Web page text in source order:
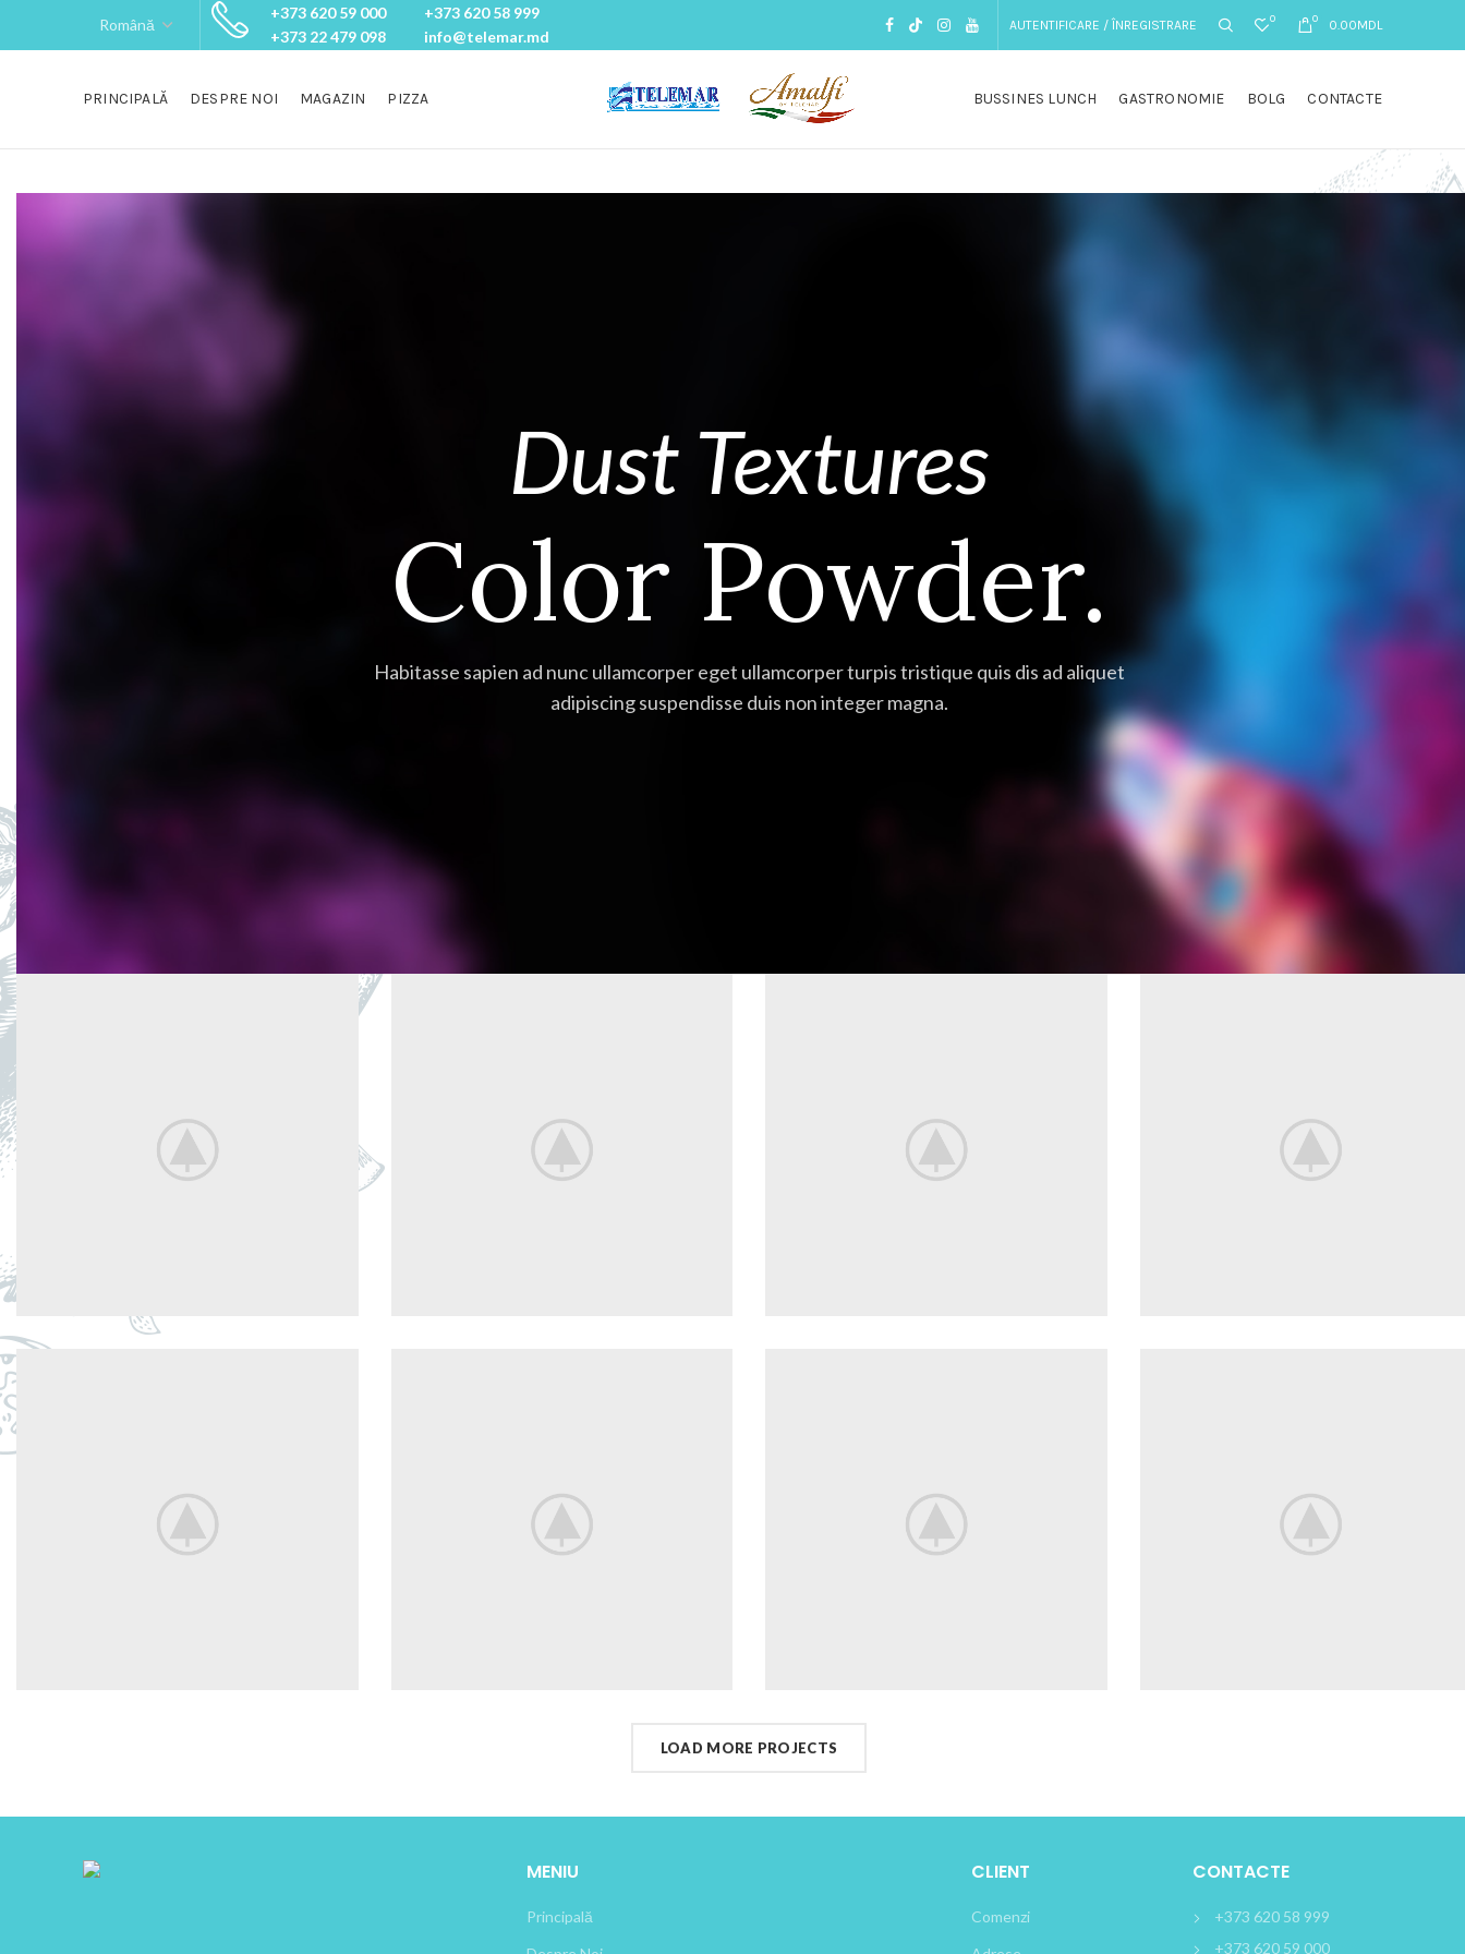
+373 620 59 000
+373 22 479 098
+373 620 58 999
info@telemar.md
AUTENTIFICARE / ÎNREGISTRARE 0 0 0.00MDL
PRINCIPALĂ DESPRE NOI MAGAZIN PIZZA BUSSINES LUNCH GASTRONOMIE BOLG CONTACTE
Dust Textures
Color Powder.
Habitasse sapien ad nunc ullamcorper eget ullamcorper turpis tristique quis dis ad aliquet
adipiscing suspendisse duis non integer magna.
LOAD MORE PROJECTS
MENIU
Principală
CLIENT
Comenzi
CONTACTE
+373 620 58 999
+373 620 59 000